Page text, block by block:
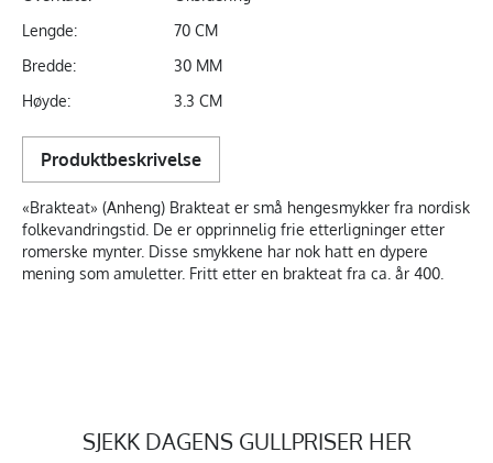
Lengde:
70 CM
Bredde:
30 MM
Høyde:
3.3 CM
Produktbeskrivelse
«Brakteat» (Anheng) Brakteat er små hengesmykker fra nordisk
folkevandringstid. De er opprinnelig frie etterligninger etter
romerske mynter. Disse smykkene har nok hatt en dypere
mening som amuletter. Fritt etter en brakteat fra ca. år 400.
SJEKK DAGENS GULLPRISER HER